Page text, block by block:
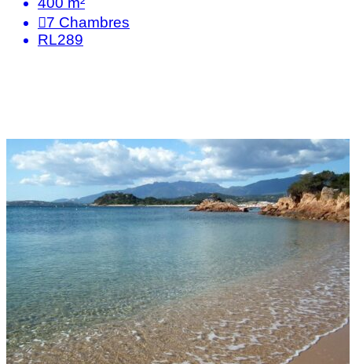
7 Chambres
RL289